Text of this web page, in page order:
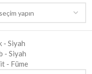
- Siyah
- Siyah
- Füme